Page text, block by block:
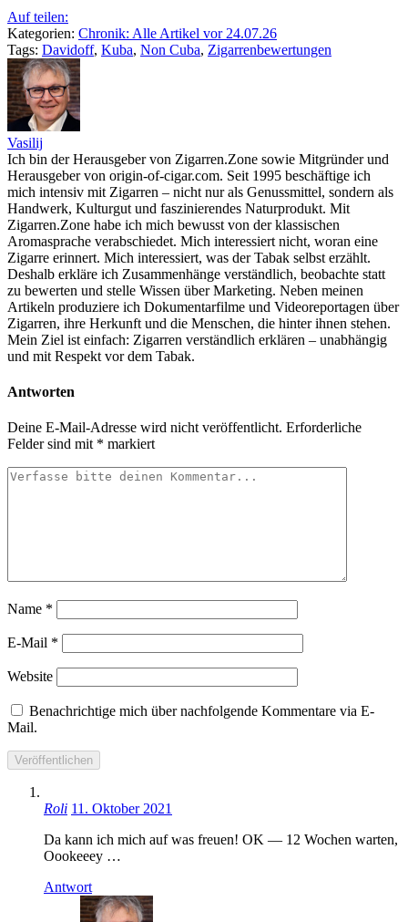
Auf teilen:
Kategorien: Chronik: Alle Artikel vor 24.07.26
Tags: Davidoff, Kuba, Non Cuba, Zigarrenbewertungen
Vasilij
Ich bin der Herausgeber von Zigarren.Zone sowie Mitgründer und
Herausgeber von origin-of-cigar.com. Seit 1995 beschäftige ich
mich intensiv mit Zigarren – nicht nur als Genussmittel, sondern als
Handwerk, Kulturgut und faszinierendes Naturprodukt. Mit
Zigarren.Zone habe ich mich bewusst von der klassischen
Aromasprache verabschiedet. Mich interessiert nicht, woran eine
Zigarre erinnert. Mich interessiert, was der Tabak selbst erzählt.
Deshalb erkläre ich Zusammenhänge verständlich, beobachte statt
zu bewerten und stelle Wissen über Marketing. Neben meinen
Artikeln produziere ich Dokumentarfilme und Videoreportagen über
Zigarren, ihre Herkunft und die Menschen, die hinter ihnen stehen.
Mein Ziel ist einfach: Zigarren verständlich erklären – unabhängig
und mit Respekt vor dem Tabak.
Antworten
Deine E-Mail-Adresse wird nicht veröffentlicht. Erforderliche
Felder sind mit * markiert
Name *
E-Mail *
Website
Benachrichtige mich über nachfolgende Kommentare via E-
Mail.
Roli 11. Oktober 2021
Da kann ich mich auf was freuen! OK — 12 Wochen warten,
Oookeeey …
Antwort